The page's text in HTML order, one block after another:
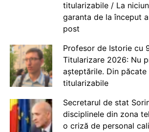
titularizabile / La
garanta de la început
post
Profesor de Istorie cu
Titularizare 2026: Nu
așteptările. Din
titularizabile
Secretarul de stat
disciplinele din zona
o criză de personal